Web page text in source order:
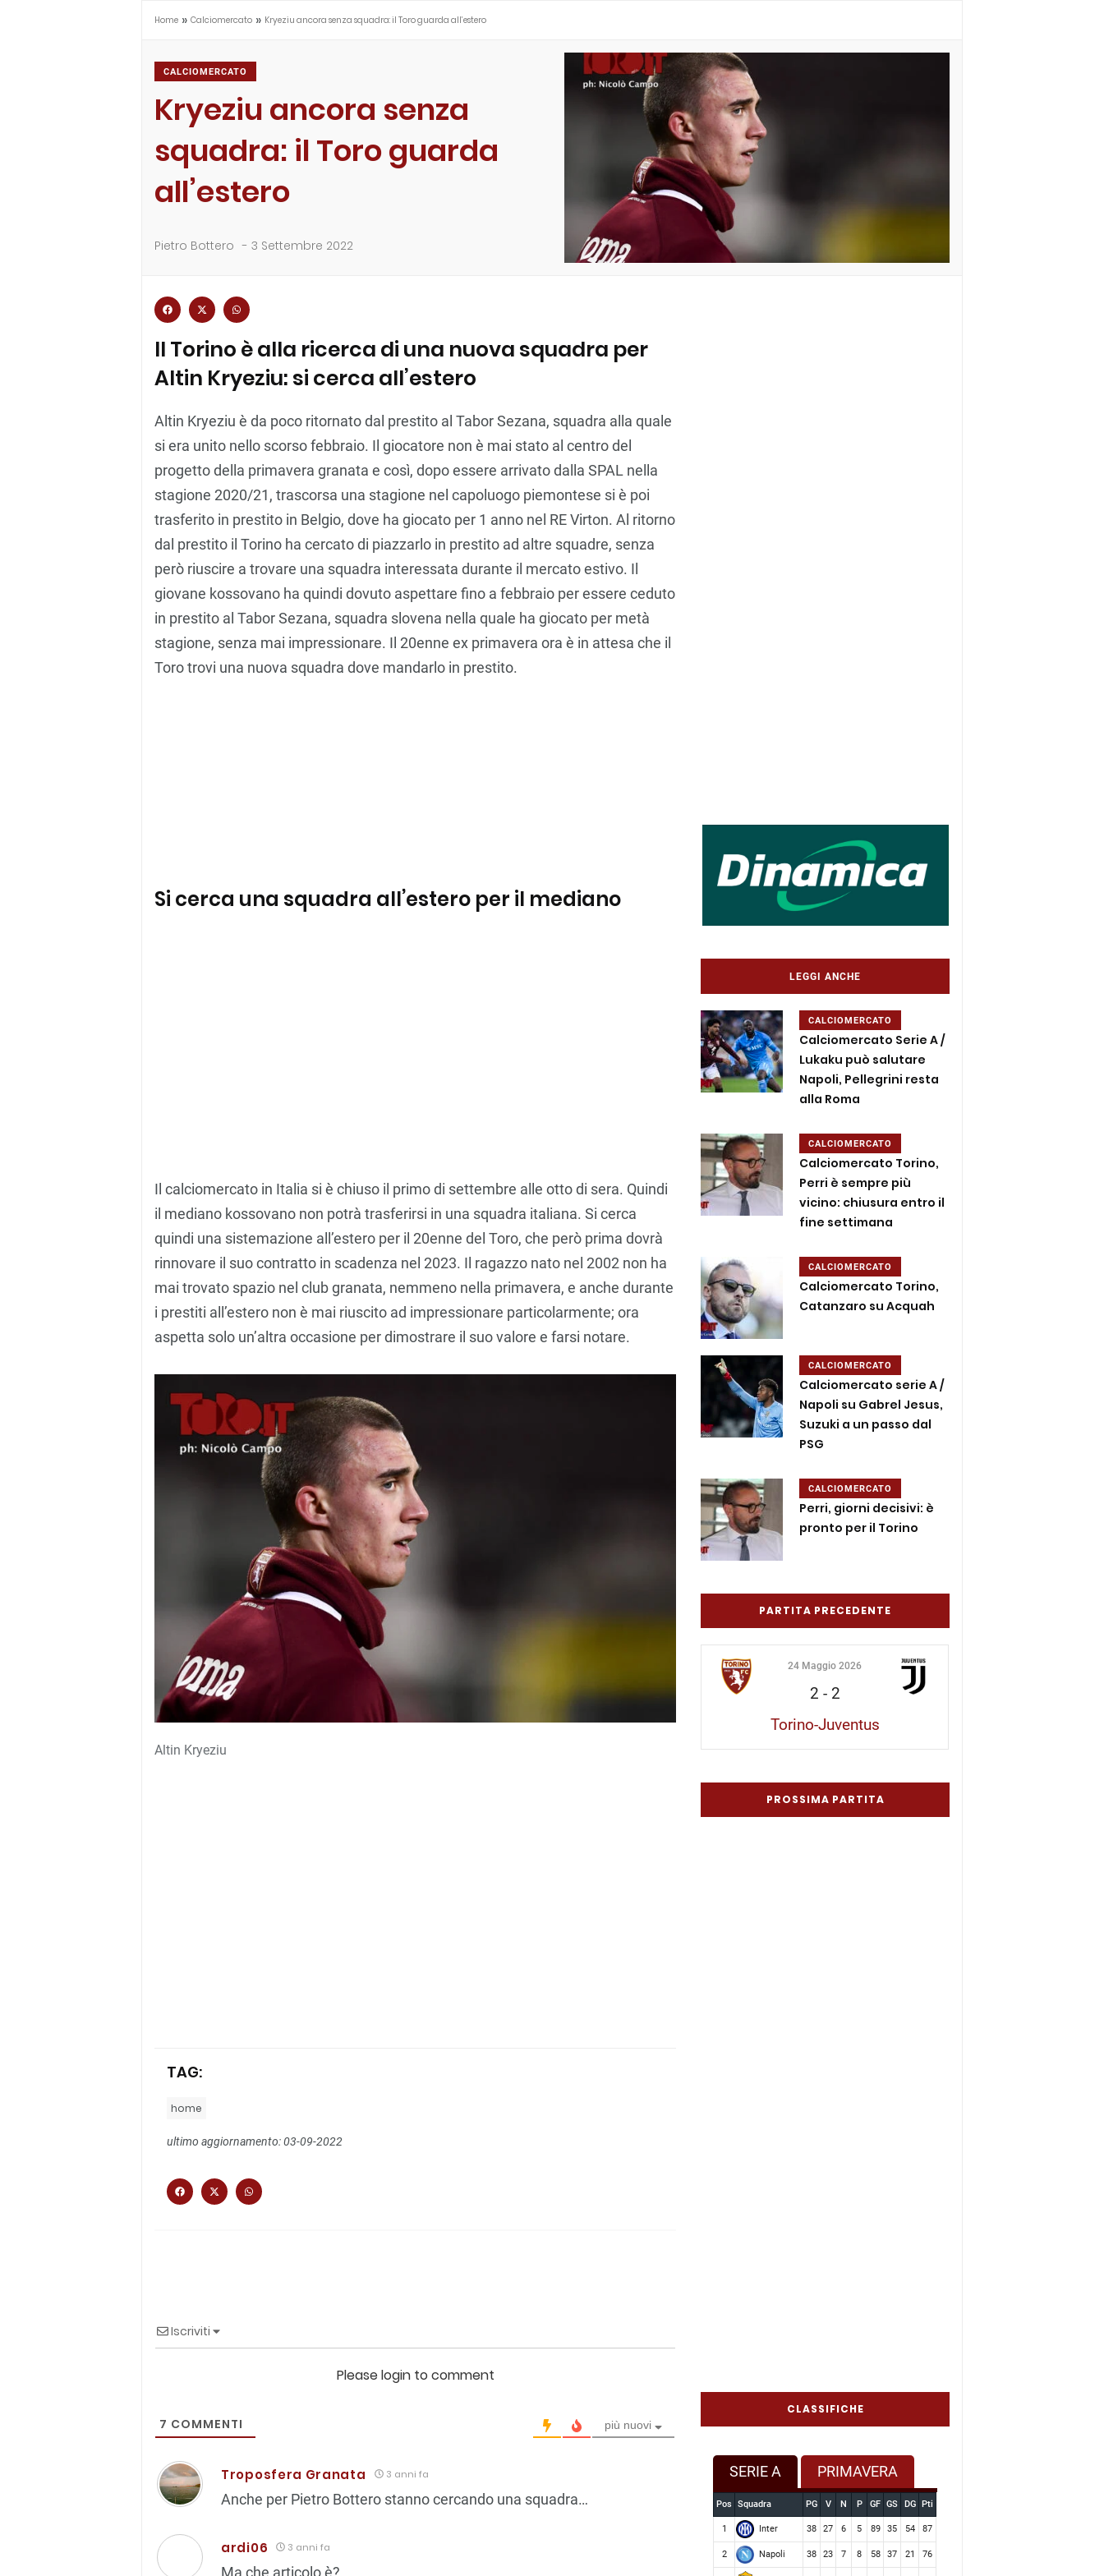
Home » Calciomercato » Kryeziu ancora senza squadra: il Toro guarda all’estero
CALCIOMERCATO
Kryeziu ancora senza
squadra: il Toro guarda
all’estero
Pietro Bottero - 3 Settembre 2022
Il Torino è alla ricerca di una nuova squadra per
Altin Kryeziu: si cerca all’estero
Altin Kryeziu è da poco ritornato dal prestito al Tabor Sezana, squadra alla quale
si era unito nello scorso febbraio. Il giocatore non è mai stato al centro del
progetto della primavera granata e così, dopo essere arrivato dalla SPAL nella
stagione 2020/21, trascorsa una stagione nel capoluogo piemontese si è poi
trasferito in prestito in Belgio, dove ha giocato per 1 anno nel RE Virton. Al ritorno
dal prestito il Torino ha cercato di piazzarlo in prestito ad altre squadre, senza
però riuscire a trovare una squadra interessata durante il mercato estivo. Il
giovane kossovano ha quindi dovuto aspettare fino a febbraio per essere ceduto
in prestito al Tabor Sezana, squadra slovena nella quale ha giocato per metà
stagione, senza mai impressionare. Il 20enne ex primavera ora è in attesa che il
Toro trovi una nuova squadra dove mandarlo in prestito.
Si cerca una squadra all’estero per il mediano
Il calciomercato in Italia si è chiuso il primo di settembre alle otto di sera. Quindi
il mediano kossovano non potrà trasferirsi in una squadra italiana. Si cerca
quindi una sistemazione all’estero per il 20enne del Toro, che però prima dovrà
rinnovare il suo contratto in scadenza nel 2023. Il ragazzo nato nel 2002 non ha
mai trovato spazio nel club granata, nemmeno nella primavera, e anche durante
i prestiti all’estero non è mai riuscito ad impressionare particolarmente; ora
aspetta solo un’altra occasione per dimostrare il suo valore e farsi notare.
Altin Kryeziu
TAG:
home
ultimo aggiornamento: 03-09-2022
Iscriviti
Please login to comment
7 COMMENTI più nuovi
Troposfera Granata 3 anni fa
Anche per Pietro Bottero stanno cercando una squadra…
ardi06 3 anni fa
Ma che articolo è?
LEGGI ANCHE
CALCIOMERCATO
Calciomercato Serie A /
Lukaku può salutare
Napoli, Pellegrini resta
alla Roma
CALCIOMERCATO
Calciomercato Torino,
Perri è sempre più
vicino: chiusura entro il
fine settimana
CALCIOMERCATO
Calciomercato Torino,
Catanzaro su Acquah
CALCIOMERCATO
Calciomercato serie A /
Napoli su Gabrel Jesus,
Suzuki a un passo dal
PSG
CALCIOMERCATO
Perri, giorni decisivi: è
pronto per il Torino
PARTITA PRECEDENTE
24 Maggio 2026
2 - 2
Torino-Juventus
PROSSIMA PARTITA
CLASSIFICHE
SERIE A PRIMAVERA
Pos Squadra PG V N P GF GS DG Pti
1 Inter 38 27 6 5 89 35 54 87
2 Napoli 38 23 7 8 58 37 21 76